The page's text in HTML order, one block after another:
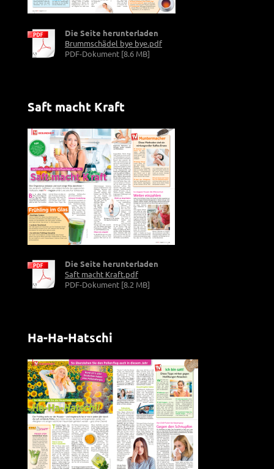
Die Seite herunterladen
Brummschädel bye bye.pdf
PDF-Dokument [8.6 MB]
Saft macht Kraft
Die Seite herunterladen
Saft macht Kraft.pdf
PDF-Dokument [8.2 MB]
Ha-Ha-Hatschi